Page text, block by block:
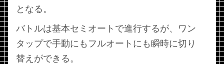
となる。
バトルは基本セミオートで進行するが、ワン
タップで手動にもフルオートにも瞬時に切り
替えができる。